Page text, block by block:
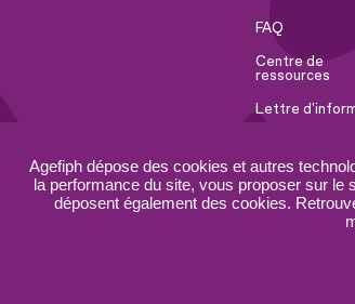
Agefiph dépose des cookies et autres
la performance du site, vous proposer sur le
déposent également des cookies.
FAQ
Centre de
ressources
Lettre
Accessibilité :
partiellement
conforme